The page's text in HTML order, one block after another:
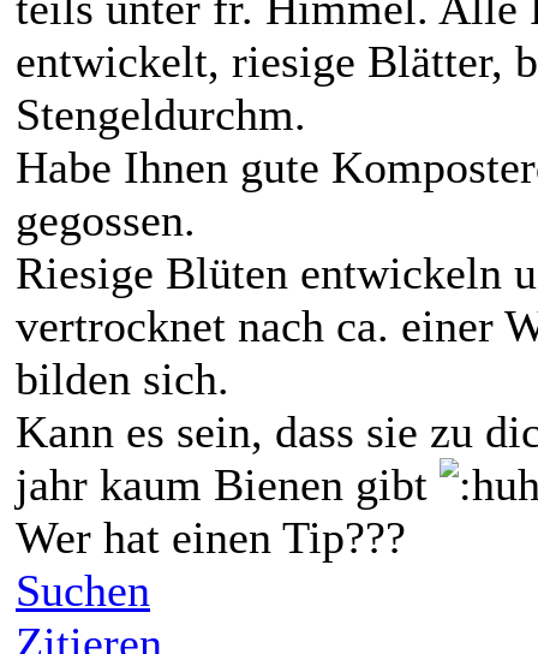
entwickelt, riesige Blätter,
Stengeldurchm.
Habe Ihnen gute
gegossen.
Riesige Blüten entwickeln
vertrocknet nach ca. einer
bilden sich.
Kann es sein, dass sie zu
jahr kaum Bienen gibt
Wer hat einen Tip???
Suchen
Zitieren